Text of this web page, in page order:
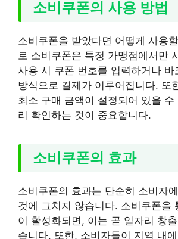
소비쿠폰의 사용 방법
소비쿠폰을 받았다면 어떻게 사용
로 소비쿠폰은 특정 가맹점에서만
사용 시 쿠폰 번호를 입력하거나 바
방식으로 결제가 이루어집니다. 또
최소 구매 금액이 설정되어 있을 수
리 확인하는 것이 중요합니다.
소비쿠폰의 효과
소비쿠폰의 효과는 단순히 소비자
것에 그치지 않습니다. 소비쿠폰을
이 활성화되면, 이는 곧 일자리 창
습니다. 또한, 소비자들이 지역 내